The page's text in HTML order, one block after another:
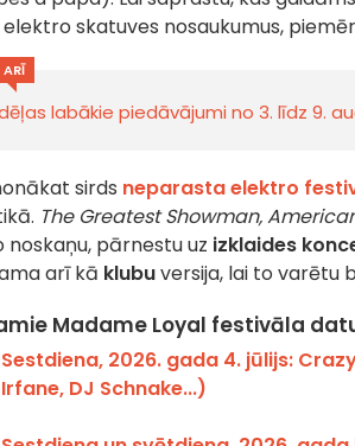
elektro skatuves nosaukumus,
ARĪ
labākie piedāvājumi no 3. līdz 9.
sirds neparasta elektro
The Greatest Showman,
noskaņu, pārnestu uz izklaides
arī kā klubuversija, lai to varētu
Madame Loyal festivāla
Sestdiena, 2026. gada 4. jūlijs:
Irfane, DJ Schnake...)